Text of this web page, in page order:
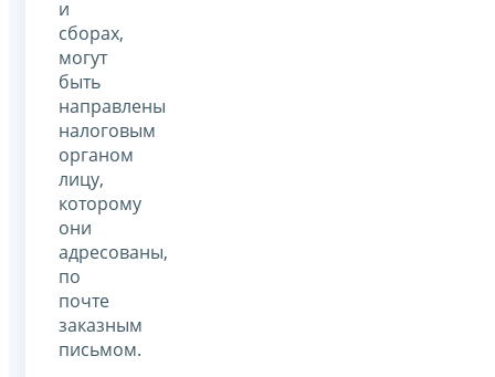
и
сборах,
могут
быть
направлены
налоговым
органом
лицу,
которому
они
адресованы,
по
почте
заказным
письмом.